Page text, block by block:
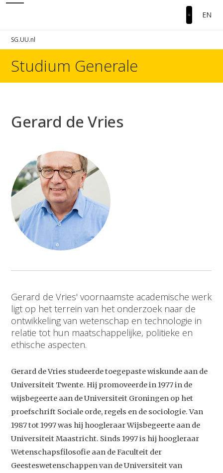
EN
SG.UU.nl
Studium Generale
Gerard de Vries
Gerard de Vries' voornaamste academische werk
ligt op het terrein van het onderzoek naar de
ontwikkeling van wetenschap en technologie in
relatie tot hun maatschappelijke, politieke en
ethische aspecten.
Gerard de Vries studeerde toegepaste wiskunde aan de
Universiteit Twente. Hij promoveerde in 1977 in de
wijsbegeerte aan de Universiteit Groningen op het
proefschrift Sociale orde, regels en de sociologie. Van
1987 tot 1997 was hij hoogleraar Wijsbegeerte aan de
Universiteit Maastricht. Sinds 1997 is hij hoogleraar
Wetenschapsfilosofie aan de Faculteit der
Geesteswetenschappen van de Universiteit van